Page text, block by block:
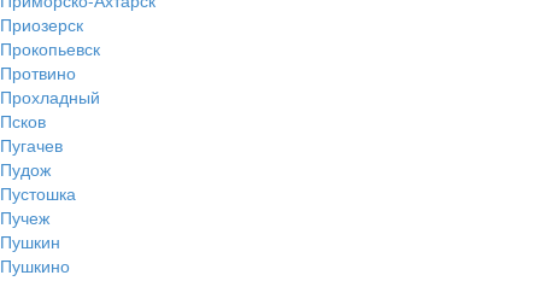
Приозерск
Прокопьевск
Протвино
Прохладный
Псков
Пугачев
Пудож
Пустошка
Пучеж
Пушкин
Пушкино